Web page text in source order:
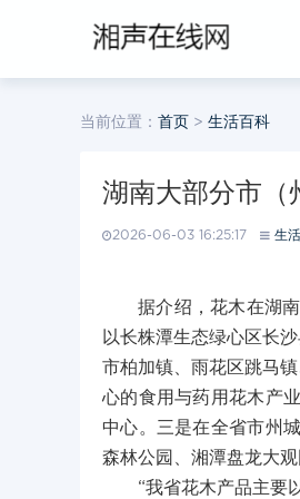
当前位置： 首页 > 生活百科
湖南大部分市（
2026-06-03 16:25:17 生
据介绍，花木在湖
以长株潭生态绿心区长
市柏加镇、雨花区跳马
心的食用与药用花木产
中心。三是在全省市州
森林公园、湘潭盘龙大
“我省花木产品主要